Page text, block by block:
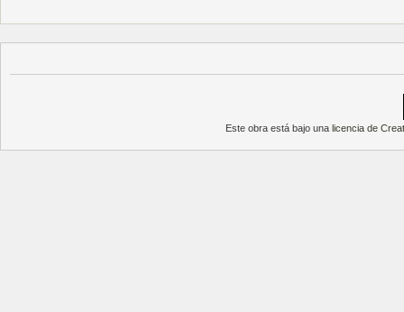
Este obra está bajo una licencia de